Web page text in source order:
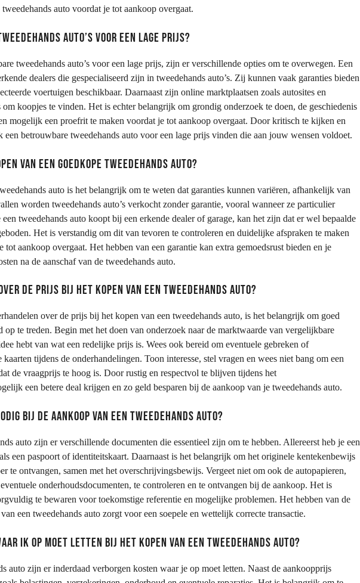
auto voordat je tot aankoop overgaat.
auto’s voor een lage prijs?
tweedehands auto’s voor een lage prijs, zijn er verschillende opties om te overwegen. Een
dealers die gespecialiseerd zijn in tweedehands auto’s. Zij kunnen vaak garanties bieden
voertuigen beschikbaar. Daarnaast zijn online marktplaatsen zoals autosites en
koopjes te vinden. Het is echter belangrijk om grondig onderzoek te doen, de geschiedenis
mogelijk een proefrit te maken voordat je tot aankoop overgaat. Door kritisch te kijken en
betrouwbare tweedehands auto voor een lage prijs vinden die aan jouw wensen voldoet.
van een goedkope tweedehands auto?
auto is het belangrijk om te weten dat garanties kunnen variëren, afhankelijk van
worden tweedehands auto’s verkocht zonder garantie, vooral wanneer ze particulier
tweedehands auto koopt bij een erkende dealer of garage, kan het zijn dat er wel bepaalde
Het is verstandig om dit van tevoren te controleren en duidelijke afspraken te maken
tot aankoop overgaat. Het hebben van een garantie kan extra gemoedsrust bieden en je
na de aanschaf van de tweedehands auto.
de prijs bij het kopen van een tweedehands auto?
over de prijs bij het kopen van een tweedehands auto, is het belangrijk om goed
te treden. Begin met het doen van onderzoek naar de marktwaarde van vergelijkbare
hebt van wat een redelijke prijs is. Wees ook bereid om eventuele gebreken of
tijdens de onderhandelingen. Toon interesse, stel vragen en wees niet bang om een
de vraagprijs te hoog is. Door rustig en respectvol te blijven tijdens het
een betere deal krijgen en zo geld besparen bij de aankoop van je tweedehands auto.
bij de aankoop van een tweedehands auto?
auto zijn er verschillende documenten die essentieel zijn om te hebben. Allereerst heb je een
een paspoort of identiteitskaart. Daarnaast is het belangrijk om het originele kentekenbewijs
te ontvangen, samen met het overschrijvingsbewijs. Vergeet niet om ook de autopapieren,
onderhoudsdocumenten, te controleren en te ontvangen bij de aankoop. Het is
te bewaren voor toekomstige referentie en mogelijke problemen. Het hebben van de
een tweedehands auto zorgt voor een soepele en wettelijk correcte transactie.
ik op moet letten bij het kopen van een tweedehands auto?
auto zijn er inderdaad verborgen kosten waar je op moet letten. Naast de aankoopprijs